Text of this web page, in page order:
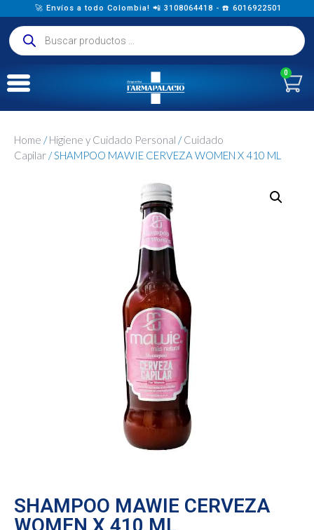
🚀 Envíos a todo Colombia! 📲 3108064418 - ☎️ 6016922501
0
Home /Higiene y Cuidado Personal /Cuidado
Capilar / SHAMPOO MAWIE CERVEZA WOMEN X 410 ML
SHAMPOO MAWIE CERVEZA
WOMEN X 410 ML